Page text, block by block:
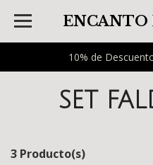
10% de
ENCANTO
SET
3 Producto(s)